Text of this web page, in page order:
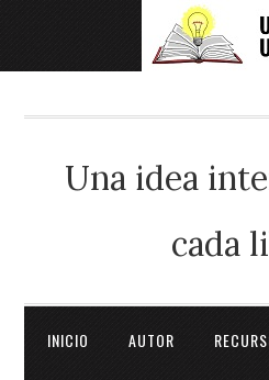
Una idea
cada
INICIO AUTOR